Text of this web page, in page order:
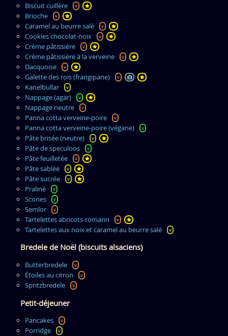
Biscuit cuillère v
Brioche v
Caramel au beurre salé v
Cookies chocolat-noix v
Crème pâtissière v
Crème pâtissière à la verveine v
Dacquoise v
Galette des rois (frangipane) v
Kanelbullar v
Nappage (agar) v
Nappage neutre v
Panna cotta verveine-poire v
Panna cotta verveine-poire (végane) v
Pâte brisée (neutre) v
Pâte de speculoos v
Pâte feuilletée v
Pâte sablée v
Pâte sucrée v
Praliné v
Scones v
Semlor v
Tartelettes abricots-romarin v
Tartelettes aux noix et caramel au beurre salé v
Bredele de Noël (biscuits alsaciens)
Butterbredele v
Étoiles au citron v
Spritzbredele v
Petit-déjeuner
Pancakes v
Porridge v